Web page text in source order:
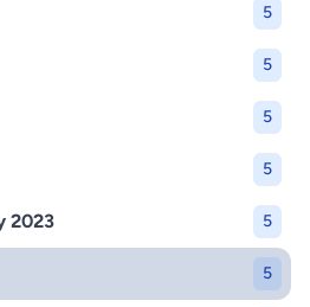
5
5
5
5
2023 5
5